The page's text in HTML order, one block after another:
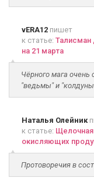
vERA12 пишет
к статье: Талисман
на 21 марта
Чёрного мага очень
"ведьмы" и
Наталья Олейник
к статье:
окисляющих
Протоворечия в